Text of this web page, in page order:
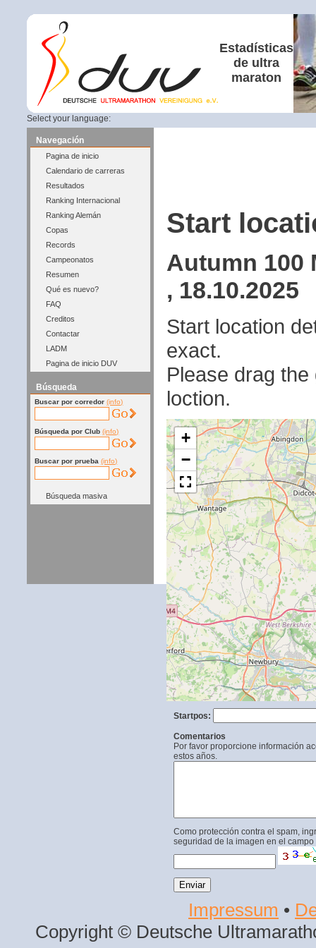
Estadísticas
de ultra
maraton
Select your language:
Navegación
Pagina de inicio
Calendario de carreras
Resultados
Ranking Internacional
Ranking Alemán
Copas
Records
Campeonatos
Resumen
Qué es nuevo?
FAQ
Creditos
Contactar
LADM
Pagina de inicio DUV
Búsqueda
Buscar por corredor (info)
Búsqueda por Club (info)
Buscar por prueba (info)
Búsqueda masiva
Start
Autumn 100
, 18.10.2025
Start location
exact.
Please drag
loction.
+
−
Startpos:
Comentarios
Por favor proporcione información
estos años.
Como protección contra el spam,
seguridad de la imagen en el campo
Impressum •
Copyright © Deutsche